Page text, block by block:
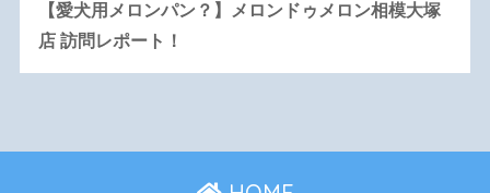
【愛犬用メロンパン？】メロンドゥメロン相模大塚
店 訪問レポート！